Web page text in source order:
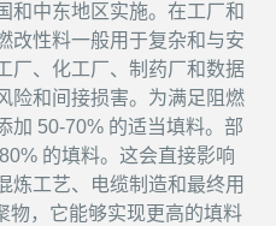
和中东地区实施。在工厂和
改性料一般用于复杂和与安
厂、化工厂、制药厂和数据
险和间接损害。为满足阻燃
加 50-70% 的适当填料。部
的填料。这会直接影响
炼工艺、电缆制造和最终用
物，它能够实现更高的填料